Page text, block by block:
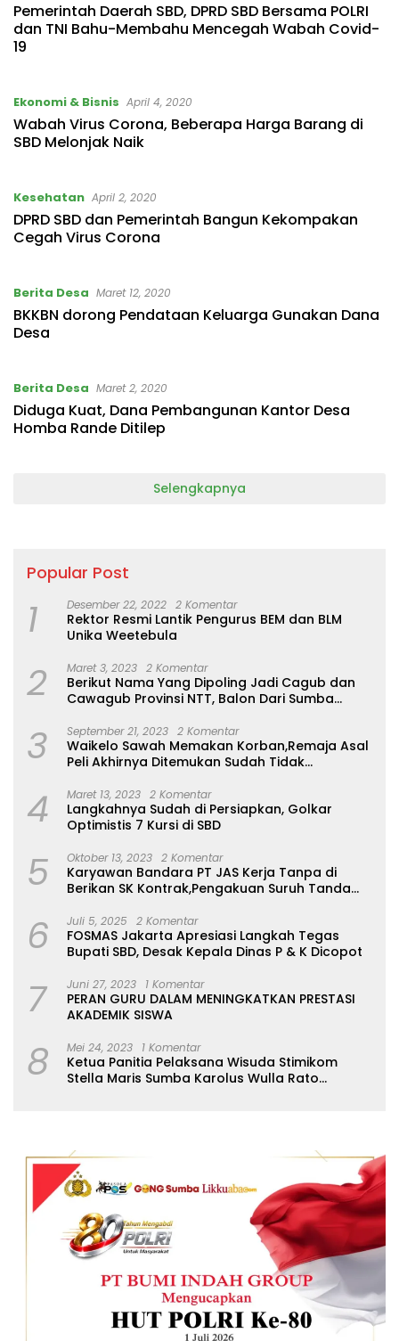
Pemerintah Daerah SBD, DPRD SBD Bersama POLRI
dan TNI Bahu-Membahu Mencegah Wabah Covid-
19
Ekonomi & Bisnis April 4, 2020
Wabah Virus Corona, Beberapa Harga Barang di
SBD Melonjak Naik
Kesehatan April 2, 2020
DPRD SBD dan Pemerintah Bangun Kekompakan
Cegah Virus Corona
Berita Desa Maret 12, 2020
BKKBN dorong Pendataan Keluarga Gunakan Dana
Desa
Berita Desa Maret 2, 2020
Diduga Kuat, Dana Pembangunan Kantor Desa
Homba Rande Ditilep
Selengkapnya
Popular Post
1 Desember 22, 2022 2 Komentar
Rektor Resmi Lantik Pengurus BEM dan BLM
Unika Weetebula
2 Maret 3, 2023 2 Komentar
Berikut Nama Yang Dipoling Jadi Cagub dan
Cawagub Provinsi NTT, Balon Dari Sumba
3 September 21, 2023 2 Komentar
Waikelo Sawah Memakan Korban,Remaja Asal
Peli Akhirnya Ditemukan Sudah Tidak
4 Maret 13, 2023 2 Komentar
Langkahnya Sudah di Persiapkan, Golkar
Optimistis 7 Kursi di SBD
5 Oktober 13, 2023 2 Komentar
Karyawan Bandara PT JAS Kerja Tanpa di
Berikan SK Kontrak,Pengakuan Suruh Tanda
6 Juli 5, 2025 2 Komentar
FOSMAS Jakarta Apresiasi Langkah Tegas
Bupati SBD, Desak Kepala Dinas P & K Dicopot
7 Juni 27, 2023 1 Komentar
PERAN GURU DALAM MENINGKATKAN PRESTASI
AKADEMIK SISWA
8 Mei 24, 2023 1 Komentar
Ketua Panitia Pelaksana Wisuda Stimikom
Stella Maris Sumba Karolus Wulla Rato